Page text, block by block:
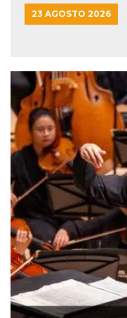
23 AGOSTO 2026